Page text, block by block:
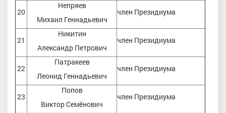
20
Непряев
Михаил Геннадьевич
член Президиума
21
Никитин
Александр Петрович
член Президиума
22
Патракеев
Леонид Геннадьевич
член Президиума
23
Попов
Виктор Семёнович
член Президиума